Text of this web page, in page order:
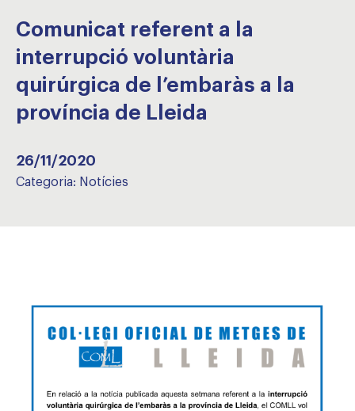
Comunicat referent a la
interrupció voluntària
quirúrgica de l’embaràs a la
província de Lleida
26/11/2020
Categoria: Notícies